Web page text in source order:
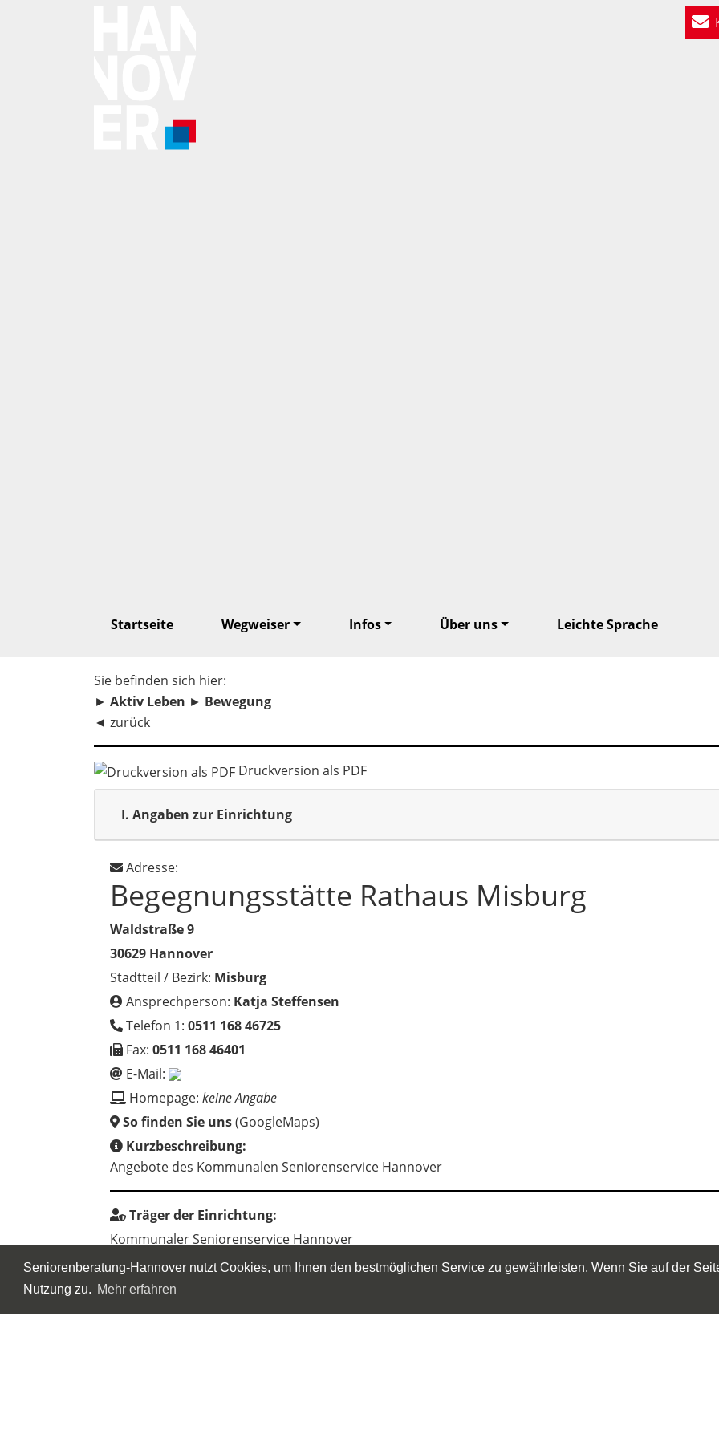
Seniorenberatung-Hannover nutzt Cookies, um Ihnen den bestmöglichen Service zu gewährleisten. Wenn Sie auf der
Nutzung zu. Mehr erfahren
Startseite Wegweiser Infos Über uns Leichte Sprache
Sie befinden sich hier:
► Aktiv Leben ► Bewegung
◄ zurück
Druckversion als PDF
I. Angaben zur Einrichtung
Adresse:
Begegnungsstätte Rathaus Misburg
Waldstraße 9
30629 Hannover
Stadtteil / Bezirk: Misburg
Ansprechperson: Katja Steffensen
Telefon 1: 0511 168 46725
Fax: 0511 168 46401
E-Mail:
Homepage: keine Angabe
So finden Sie uns(GoogleMaps)
Kurzbeschreibung:
Angebote des Kommunalen Seniorenservice Hannover
Träger der Einrichtung:
Kommunaler Seniorenservice Hannover